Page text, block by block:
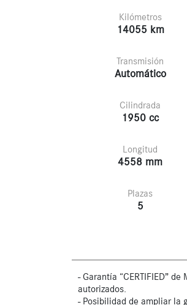
Kilómetros
14055 km
Transmisión
Automático
Cilindrada
1950 cc
Longitud
4558 mm
Plazas
5
- Garantía “CERTIFIED”
autorizados.
- Posibilidad de ampliar la